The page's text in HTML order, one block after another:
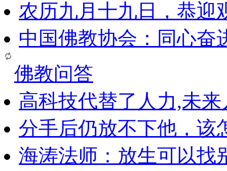
农历九月十九日，恭迎
中国佛教协会：同心奋
佛教问答
高科技代替了人力,未
分手后仍放不下他，该
海涛法师：放生可以找